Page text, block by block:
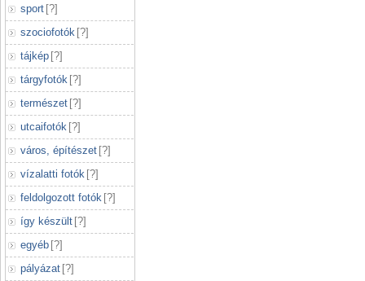
sport [?]
szociofotók [?]
tájkép [?]
tárgyfotók [?]
természet [?]
utcaifotók [?]
város, építészet [?]
vízalatti fotók [?]
feldolgozott fotók [?]
így készült [?]
egyéb [?]
pályázat [?]